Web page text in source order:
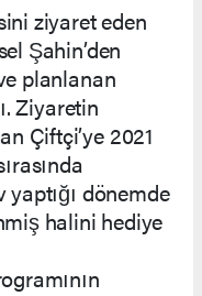
ziyaret eden
Şahin’den
planlanan
Ziyaretin
Çiftçi’ye 2021
dönemde
halini hediye